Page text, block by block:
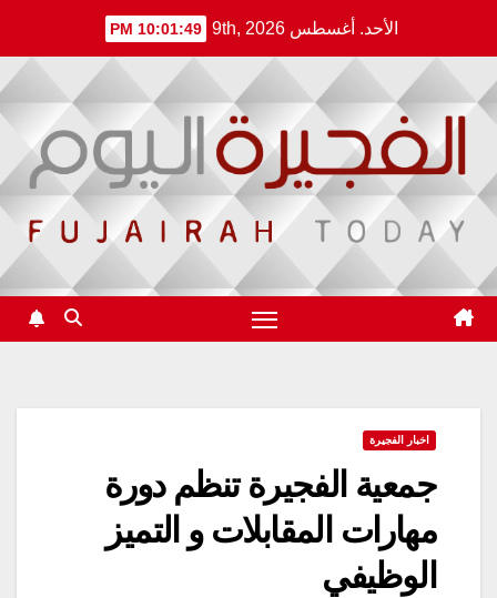
content
الأحد. أغسطس 9th, 2026 10:01:49 PM
اخبار الفجيرة
جمعية الفجيرة تنظم دورة
مهارات المقابلات و التميز
الوظيفي